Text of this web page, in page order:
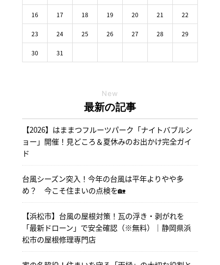
16 17 18 19 20 21 22
23 24 25 26 27 28 29
30 31
New
最新の記事
【2026】はままつフルーツパーク「ナイトバブルシ
ョー」開催！見どころ＆夏休みのお出かけ完全ガイ
ド
台風シーズン突入！今年の台風は平年よりやや多
め？ 今こそ住まいの点検を🏡
【浜松市】台風の屋根対策！瓦の浮き・剥がれを
「最新ドローン」で安全確認（※無料）｜静岡県浜
松市の屋根修理専門店